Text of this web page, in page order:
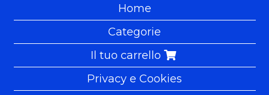
Home
Categorie
Il tuo carrello
Privacy e Cookies